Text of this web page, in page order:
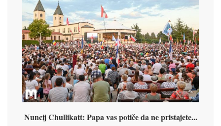
Nuncij Chullikatt: Papa vas potiče da ne pristajete...